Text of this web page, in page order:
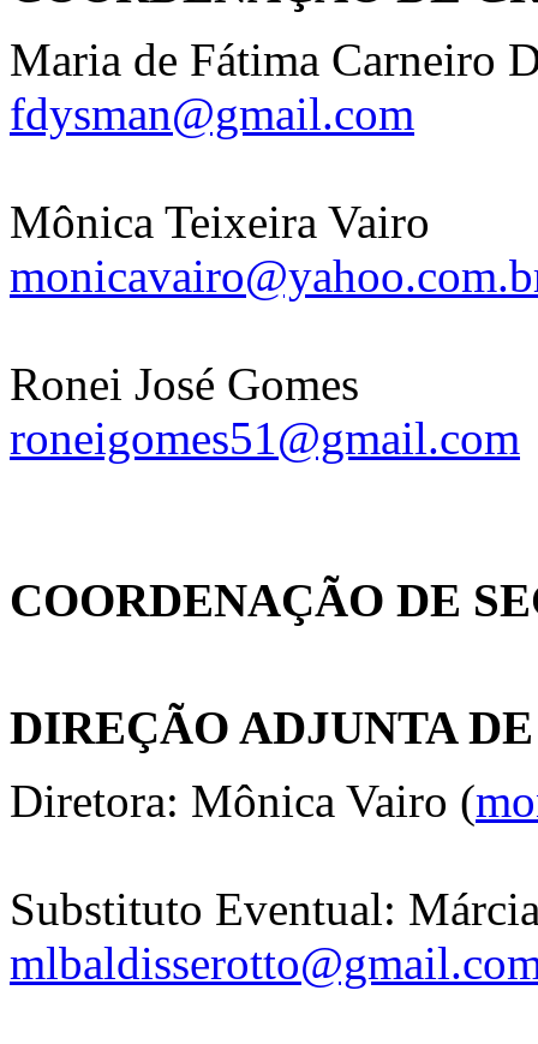
Maria de Fátima Carneiro
fdysman@gmail.com
Mônica Teixeira Vairo
Ronei José Gomes
roneigomes51@gmail.com
COORDENAÇÃO DE
DIREÇÃO ADJUNTA
Diretora: Mônica Vairo (
Substituto Eventual: